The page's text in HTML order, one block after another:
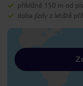
přibližně 150 m od
doba jízdy z letiště